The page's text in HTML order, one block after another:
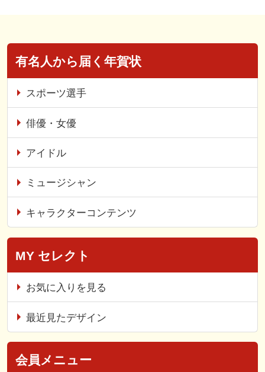
有名人から届く年賀状
スポーツ選手
俳優・女優
アイドル
ミュージシャン
キャラクターコンテンツ
MY セレクト
お気に入りを見る
最近見たデザイン
会員メニュー